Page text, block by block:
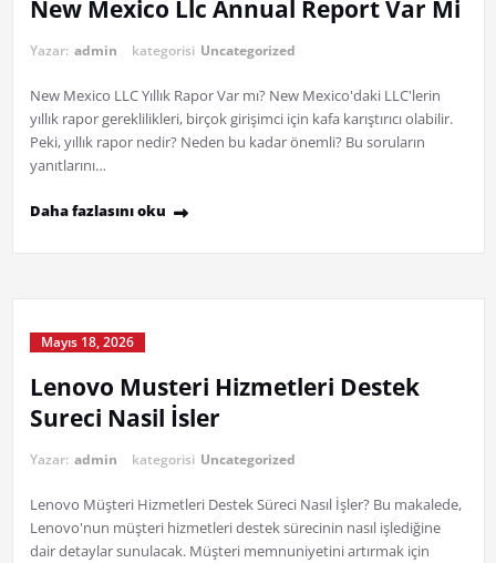
New Mexico Llc Annual Report Var Mi
Yazar: admin kategorisi Uncategorized
New Mexico LLC Yıllık Rapor Var mı? New Mexico'daki LLC'lerin
yıllık rapor gereklilikleri, birçok girişimci için kafa karıştırıcı olabilir.
Peki, yıllık rapor nedir? Neden bu kadar önemli? Bu soruların
yanıtlarını…
Daha fazlasını oku
Mayıs 18, 2026
Lenovo Musteri Hizmetleri Destek
Sureci Nasil İsler
Yazar: admin kategorisi Uncategorized
Lenovo Müşteri Hizmetleri Destek Süreci Nasıl İşler? Bu makalede,
Lenovo'nun müşteri hizmetleri destek sürecinin nasıl işlediğine
dair detaylar sunulacak. Müşteri memnuniyetini artırmak için